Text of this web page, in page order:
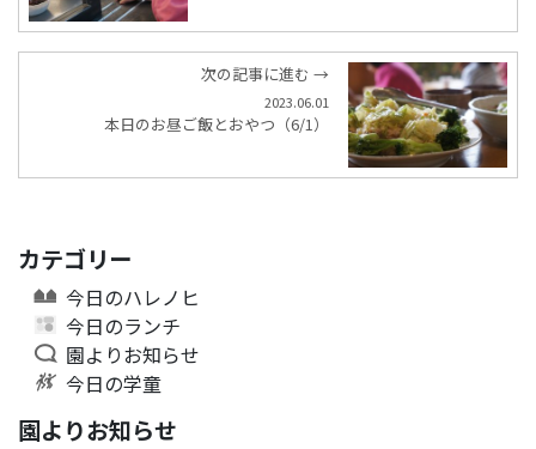
次の記事に進む →
2023.06.01
本日のお昼ご飯とおやつ（6/1）
カテゴリー
今日のハレノヒ
今日のランチ
園よりお知らせ
今日の学童
園よりお知らせ